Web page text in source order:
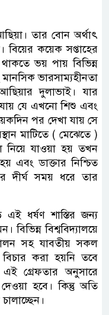
তার বোন অর্থাৎ
কয়েক সপ্তাহের
ভয় পায় বিভিন্ন
মানসিক ভারসাম্যহীনতা
দুলাভাই। যার
যে এখনো শিশু এবং
পর দেখা যায় সে
মাটিতে ( মেঝেতে )
নিয়ে যাওয়া হয় তখন
এবং ডাক্তার নিশ্চিত
দীর্ঘ সময় ধরে তার
ধর্ষণ শাস্তির জন্য
বিভিন্ন বিশ্ববিদ্যালয়ে
সহ যাবতীয় সকল
বিচার করা হয়নি তবে
গ্রেফতার অনুসারে
হবে। কিন্তু অতি